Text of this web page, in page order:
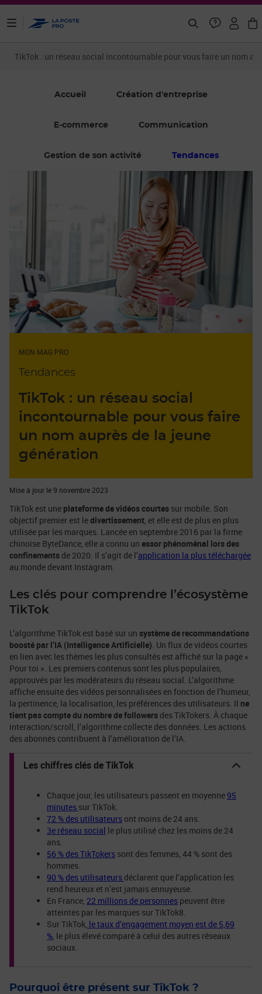
TikTok : un réseau social incontournable pour vous faire un nom
Accueil Création d'entreprise
E-commerce Communication
Gestion de son activité Tendances
MON MAG PRO
Tendances
TikTok : un réseau social
incontournable pour vous faire
un nom auprès de la jeune
génération
Mise à jour le 9 novembre 2023
TikTok est une plateforme de vidéos courtes sur mobile. Son
objectif premier est ledivertissement, et elle est de plus en plus
utilisée par les marques. Lancée en septembre 2016 par la firme
chinoise ByteDance, elle a connu un essor phénoménal lors des
confinements de 2020. Il s’agit de l’application la plus téléchargée
au monde devant Instagram.
Les clés pour comprendre l’écosystème
TikTok
L’algorithme TikTok est basé sur un système de recommandations
boosté par l’IA (Intelligence Artificielle). Un flux de vidéos courtes
en lien avec les thèmes les plus consultés est affiché sur la page «
Pour toi ». Les premiers contenus sont les plus populaires,
approuvés par les modérateurs du réseau social. L’algorithme
affiche ensuite des vidéos personnalisées en fonction de l’humeur,
la pertinence, la localisation, les préférences des utilisateurs. Il ne
tient pas compte du nombre de followers des TikTokers. À chaque
interaction/scroll, l’algorithme collecte des données. Les actions
des abonnés contribuent à l’amélioration de l’IA.
Les chiffres clés de TikTok
Chaque jour, les utilisateurs passent en moyenne95
minutes sur TikTok.
72 % des utilisateurs ont moins de 24 ans.
3e réseau social le plus utilisé chez les moins de 24
ans.
56 % des TikTokers sont des femmes, 44 % sont des
hommes.
90 % des utilisateurs déclarent que l’application les
rend heureux et n’est jamais ennuyeuse.
En France, 22 millions de personnes peuvent être
atteintes par les marques sur TikTok8.
Sur TikTok, le taux d’engagement moyen est de 5,69
%, le plus élevé comparé à celui des autres réseaux
sociaux.
Pourquoi être présent sur TikTok ?